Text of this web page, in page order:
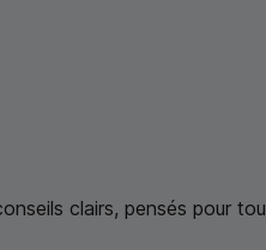
clairs, pensés pour